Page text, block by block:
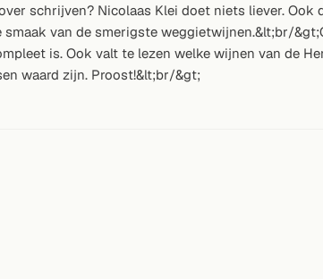
schrijven? Nicolaas Klei doet niets liever. Ook
van de smerigste weggietwijnen.&lt;br/
is. Ook valt te lezen welke wijnen van de
waard zijn. Proost!&lt;br/&gt;